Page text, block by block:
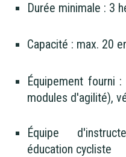
Durée minimale : 3
Capacité : max. 20
Équipement fourni
modules d'agilité),
Équipe
éducation cycliste